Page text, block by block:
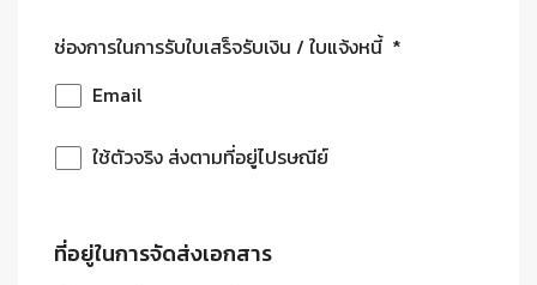
ช่องการในการรับใบเสร็จรับเงิน / ใบแจ้งหนี้ *
Email
ใช้ตัวจริง ส่งตามที่อยู่ไปรษณีย์
ที่อยู่ในการจัดส่งเอกสาร